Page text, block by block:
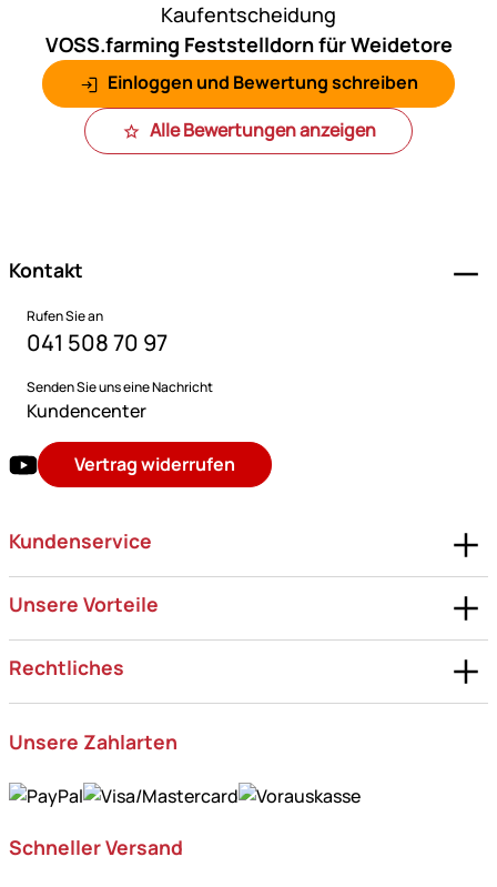
Kaufentscheidung
VOSS.farming Feststelldorn für Weidetore
Einloggen und Bewertung schreiben
Alle Bewertungen anzeigen
Kontakt
Rufen Sie an
041 508 70 97
Senden Sie uns eine Nachricht
Kundencenter
Vertrag widerrufen
Kundenservice
Unsere Vorteile
Rechtliches
Unsere Zahlarten
Schneller Versand